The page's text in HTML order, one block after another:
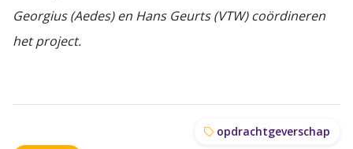
Georgius (Aedes) en Hans Geurts (VTW) coördineren
het project.
opdrachtgeverschap